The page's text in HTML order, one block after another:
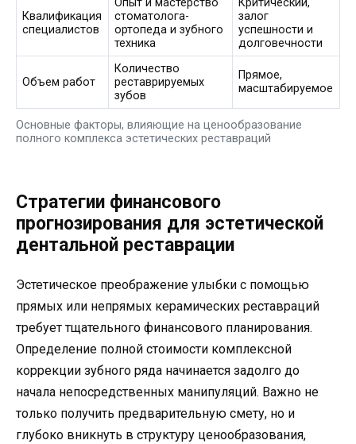
Основные факторы, влияющие на ценообразование
полного комплекса эстетических реставраций
Квалификация
специалистов
Опыт и мастерство
стоматолога-
ортопеда и зубного
техника
Критический,
залог
успешности и
долговечности
Объем работ
Количество
реставрируемых
зубов
Прямое,
масштабируемое
Стратегии финансового
прогнозирования для эстетической
дентальной реставрации
Эстетическое преображение улыбки с помощью
прямых или непрямых керамических реставраций
требует тщательного финансового планирования.
Определение полной стоимости комплексной
коррекции зубного ряда начинается задолго до
начала непосредственных манипуляций. Важно не
только получить предварительную смету, но и
глубоко вникнуть в структуру ценообразования,